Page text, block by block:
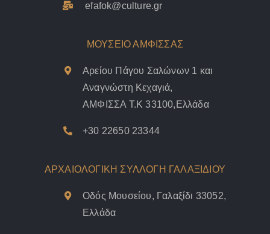
efafok@culture.gr
ΜΟΥΣΕΙΟ ΑΜΦΙΣΣΑΣ
Αρείου Πάγου Σαλώνων 1 και
Αναγνώστη Κεχαγιά,
ΑΜΦΙΣΣΑ Τ.Κ 33100,Ελλάδα
+30 22650 23344
ΑΡΧΑΙΟΛΟΓΙΚΗ ΣΥΛΛΟΓΗ ΓΑΛΑΞΙΔΙΟΥ
Οδός Μουσείου, Γαλαξίδι 33052,
Ελλάδα